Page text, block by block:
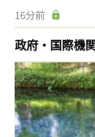
16分前
政府・国際機